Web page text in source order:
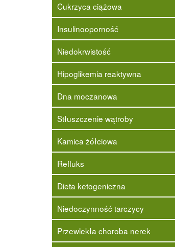
Cukrzyca ciążowa
Insulinooporność
Niedokrwistość
Hipoglikemia reaktywna
Dna moczanowa
Stłuszczenie wątroby
Kamica żółciowa
Refluks
Dieta ketogeniczna
Niedoczynność tarczycy
Przewlekła choroba nerek